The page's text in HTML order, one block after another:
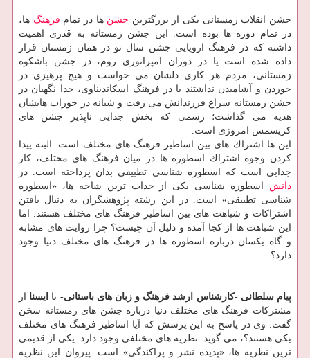
جشن انقلاب زمستانی یكی از بزرگترین جشن ها در تمام فرهنگ ها،
در تمام دوره ها بوده است. این جشن زمستانه به قدری اهمیت
داشته كه در فرهنگ اروپایی جشن سال نو در همان زمستان قرار
داده شده است یا در دوران امپراتوری روم، در جشن باشكوه
زمستانی، مردم هر كاری دلشان می خواست و هیچ پرهیزی در
خوردن و آشامیدن نداشتند یا در فرهنگ اسكاندیناوی، خدا نگهبان در
جشن زمستانه سراغ فرزندانش می رفت و شبانه در جوراب هایشان
هدیه می گذاشت؛ رسمی كه بخش جدایی ناپذیر جشن های
كریسمس امروزی است.
این ها اشتراك های بین اساطیر فرهنگ های مختلف است. البته پیدا
كردن وجوه اشتراك اسطوره ها در میان فرهنگ های مختلف، كار
جذابی است كه اسطوره شناسی تطبیقی بدان پرداخته است. در
دانش اسطوره شناسی یكی از جذاب ترین شاخه ها، «اسطوره
شناسی تطبیقی» است. در این رشته پژوهشگران به دنبال یافتن
اشتراكات و شباهت های بین اساطیر فرهنگ های مختلف هستند. اما
این شباهت ها از كجا آمده و دلیل آن چیست؟ چرا روایت های مشابه
و گاه یكسان درباره اسطوره ها در فرهنگ های مختلف دنیا وجود
دارد؟
پیام سلطانی -كارشناس ارشد فرهنگ و زبان های باستانی- با ایسنا از
مشتركات فرهنگ های مختلف دنیا درباره جشن های زمستانه سخن
گفت. وی در پاسخ به این پرسش كه آیا اساطیر فرهنگ های مختلف
یكی هستند؟، می گوید: نظریه های مختلفی وجود دارد. یكی از قدیمی
ترین نظریه ها، «پدیده نشر و پراكندگی» است. پیروان این نظریه